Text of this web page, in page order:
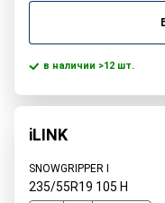
в наличии >12 шт.
iLINK
SNOWGRIPPER I
235/55R19 105 H